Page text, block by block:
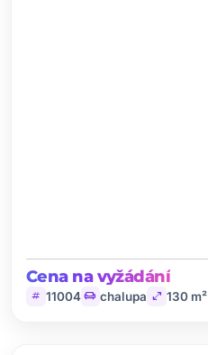
Cena na vyžádání
tag 11004 chair chalupa open_in_full 130 m²